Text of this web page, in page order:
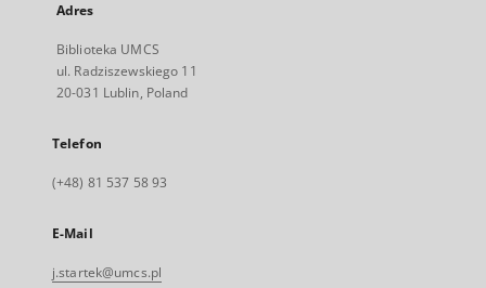
Adres
Biblioteka UMCS
ul. Radziszewskiego 11
20-031 Lublin, Poland
Telefon
(+48) 81 537 58 93
E-Mail
j.startek@umcs.pl